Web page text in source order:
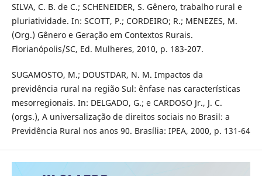
SILVA, C. B. de C.; SCHENEIDER, S. Gênero, trabalho rural e
pluriatividade. In: SCOTT, P.; CORDEIRO; R.; MENEZES, M.
(Org.) Gênero e Geração em Contextos Rurais.
Florianópolis/SC, Ed. Mulheres, 2010, p. 183-207.
SUGAMOSTO, M.; DOUSTDAR, N. M. Impactos da
previdência rural na região Sul: ênfase nas características
mesorregionais. In: DELGADO, G.; e CARDOSO Jr., J. C.
(orgs.), A universalização de direitos sociais no Brasil: a
Previdência Rural nos anos 90. Brasília: IPEA, 2000, p. 131-64